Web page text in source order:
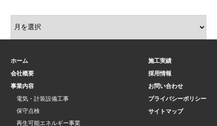
ホーム
会社概要
事業内容
電気・計装設備工事
保守点検
再生可能エネルギー事業
施工実績
採用情報
お問い合わせ
プライバシーポリシー
サイトマップ